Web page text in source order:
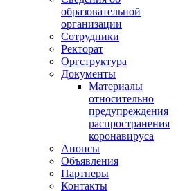
образовательной
организации
Сотрудники
Ректорат
Оргструктура
Документы
Материалы
относительно
предупреждения
распространения
коронавируса
Анонсы
Объявления
Партнеры
Контакты